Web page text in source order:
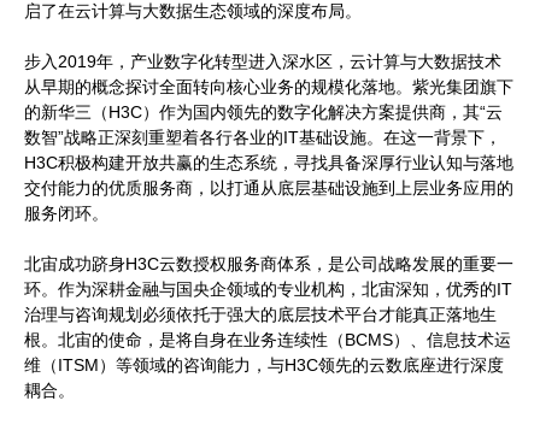
启了在云计算与大数据生态领域的深度布局。
步入2019年，产业数字化转型进入深水区，云计算与大数据技术
从早期的概念探讨全面转向核心业务的规模化落地。紫光集团旗下
的新华三（H3C）作为国内领先的数字化解决方案提供商，其“云
数智”战略正深刻重塑着各行各业的IT基础设施。在这一背景下，
H3C积极构建开放共赢的生态系统，寻找具备深厚行业认知与落地
交付能力的优质服务商，以打通从底层基础设施到上层业务应用的
服务闭环。
北宙成功跻身H3C云数授权服务商体系，是公司战略发展的重要一
环。作为深耕金融与国央企领域的专业机构，北宙深知，优秀的IT
治理与咨询规划必须依托于强大的底层技术平台才能真正落地生
根。北宙的使命，是将自身在业务连续性（BCMS）、信息技术运
维（ITSM）等领域的咨询能力，与H3C领先的云数底座进行深度
耦合。